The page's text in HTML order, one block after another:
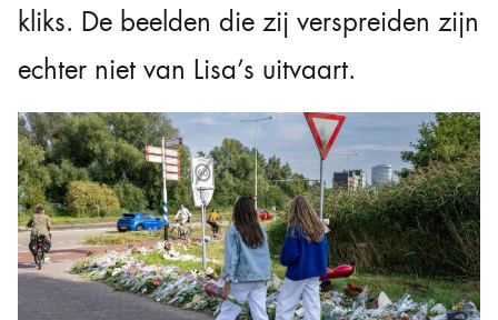
kliks. De beelden die zij verspreiden zijn
echter niet van Lisa’s uitvaart.